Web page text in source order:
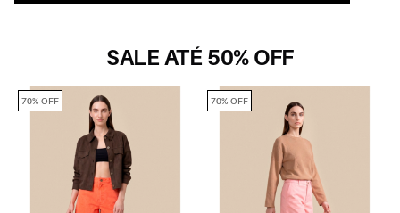
SALE ATÉ 50% OFF
70% OFF 70% OFF